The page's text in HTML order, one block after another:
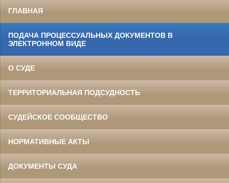
ГЛАВНАЯ
ПОДАЧА ПРОЦЕССУАЛЬНЫХ ДОКУМЕНТОВ В
ЭЛЕКТРОННОМ ВИДЕ
О СУДЕ
ТЕРРИТОРИАЛЬНАЯ ПОДСУДНОСТЬ
СУДЕЙСКОЕ СООБЩЕСТВО
НОРМАТИВНЫЕ АКТЫ
ДОКУМЕНТЫ СУДА